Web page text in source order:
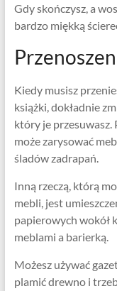
Gdy skończysz, a
bardzo miękką
Kiedy musisz
książki, dokładnie
który je przesuwasz.
może zarysować
śladów zadrapań.
Inną rzeczą, którą
mebli, jest
papierowych wokół
meblami a barierką.
Możesz używać
plamić drewno i